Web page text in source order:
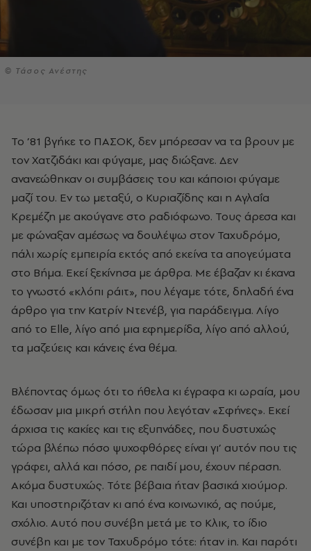
© Τάσος Ανέστης
Το ’81 βγήκε το ΠΑΣΟΚ, δεν μπόρεσαν να τα βρουν με
τον Χατζιδάκι και φύγαμε, μας διώξανε. Δεν
ανανεώθηκαν οι συμβάσεις του και κάποιοι φύγαμε
μαζί του. Εν τω μεταξύ, ο Κυριαζίδης και η Αγλαΐα
Κρεμέζη με ακούγανε στο ραδιόφωνο. Τους άρεσα και
με φώναξαν αμέσως να δουλέψω στον Ταχυδρόμο,
πάλι χωρίς εμπειρία εκτός από εκείνα τα απογεύματα
στο Βήμα. Εκεί ξεκίνησα με άρθρα. Με έβαζαν κι έκανα
το γνωστό «κλόπι ράιτ», που λέγαμε τότε, δηλαδή ένα
άρθρο για την Κατρίν Ντενέβ, για παράδειγμα. Λίγο
από το Elle, λίγο από μια εφημερίδα, λίγο από αλλού,
τα μαζεύεις και κάνεις ένα θέμα.
Βλέποντας όμως ότι το ήθελα κι έγραφα κι ωραία, μου
έδωσαν μια μικρή στήλη που λεγόταν «Σφήνες». Εκεί
άρχισα τις κακίες και τις εξυπνάδες, που δυστυχώς
τώρα βλέπω πόσο ψυχοφθόρες είναι γι’ αυτόν που τις
γράφει, αλλά και πόσο, ρε παιδί μου, έχουν πέραση.
Ακόμα δυστυχώς. Τότε βέβαια ήταν βασικά χιούμορ.
Και υποστηριζόταν κι από ένα κοινωνικό, ας πούμε,
σχόλιο. Αυτό που συνέβη μετά με το Κλικ, το ίδιο
συνέβη και με τον Ταχυδρόμο τότε: ήταν in. Και παρότι